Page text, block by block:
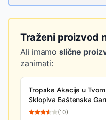
Traženi proizvod
Ali imamo slične
zanimati:
Tropska Akacija u
Sklopiva Baštenska
Drveta Fieldmann
(10)